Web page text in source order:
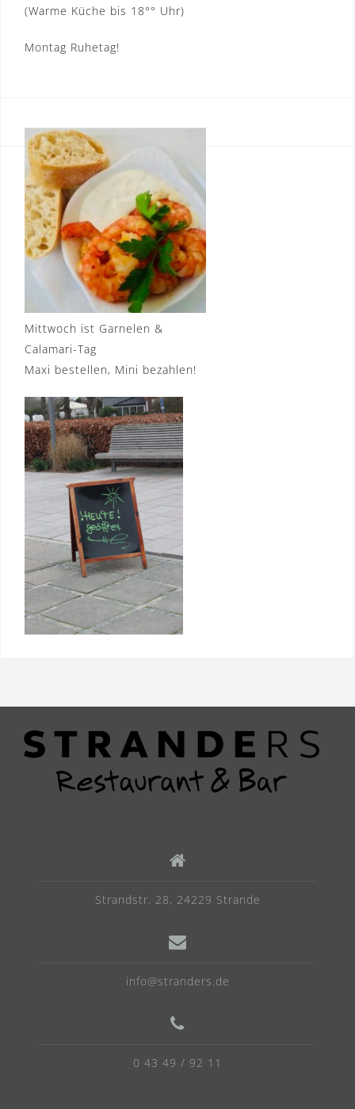
(Warme Küche bis 18°° Uhr)
Montag Ruhetag!
Mittwoch ist Garnelen &
Calamari-Tag
Maxi bestellen, Mini bezahlen!
Strandstr. 28, 24229 Strande
info@stranders.de
0 43 49 / 92 11